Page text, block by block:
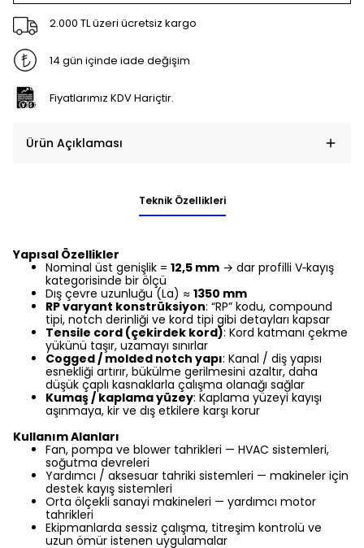
2.000 TL üzeri ücretsiz kargo
14 gün içinde iade değişim
Fiyatlarımız KDV Hariçtir.
Ürün Açıklaması
Teknik Özellikleri
Yapısal Özellikler
Nominal üst genişlik = 12,5 mm → dar profilli V‑kayış
kategorisinde bir ölçü
Dış çevre uzunluğu (La) ≈ 1350 mm
RP varyant konstrüksiyon: “RP” kodu, compound
tipi, notch derinliği ve kord tipi gibi detayları kapsar
Tensile cord (çekirdek kord): Kord katmanı çekme
yükünü taşır, uzamayı sınırlar
Cogged / molded notch yapı: Kanal / diş yapısı
esnekliği artırır, bükülme gerilmesini azaltır, daha
düşük çaplı kasnaklarla çalışma olanağı sağlar
Kumaş / kaplama yüzey: Kaplama yüzeyi kayışı
aşınmaya, kir ve dış etkilere karşı korur
Kullanım Alanları
Fan, pompa ve blower tahrikleri — HVAC sistemleri,
soğutma devreleri
Yardımcı / aksesuar tahriki sistemleri — makineler için
destek kayış sistemleri
Orta ölçekli sanayi makineleri — yardımcı motor
tahrikleri
Ekipmanlarda sessiz çalışma, titreşim kontrolü ve
uzun ömür istenen uygulamalar